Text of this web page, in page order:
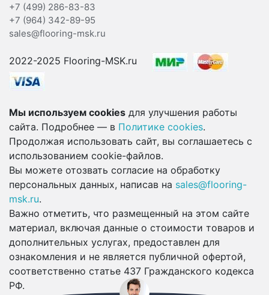
+7 (499) 286-83-83
+7 (964) 342-89-95
sales@flooring-msk.ru
2022-2025 Flooring-MSK.ru
Мы используем cookies для улучшения работы
сайта. Подробнее — в Политике cookies.
Продолжая использовать сайт, вы соглашаетесь с
использованием cookie-файлов.
Вы можете отозвать согласие на обработку
персональных данных, написав на sales@flooring-
msk.ru.
Важно отметить, что размещенный на этом сайте
материал, включая данные о стоимости товаров и
дополнительных услугах, предоставлен для
ознакомления и не является публичной офертой,
соответственно статье 437 Гражданского кодекса
РФ.